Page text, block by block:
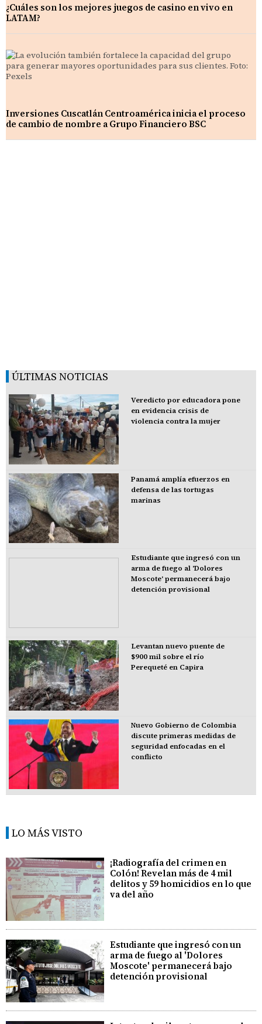
¿Cuáles son los mejores juegos de casino en vivo en
LATAM?
Inversiones Cuscatlán Centroamérica inicia el proceso
de cambio de nombre a Grupo Financiero BSC
ÚLTIMAS NOTICIAS
Veredicto por educadora pone
en evidencia crisis de
violencia contra la mujer
Panamá amplía efuerzos en
defensa de las tortugas
marinas
Estudiante que ingresó con un
arma de fuego al 'Dolores
Moscote' permanecerá bajo
detención provisional
Levantan nuevo puente de
$900 mil sobre el río
Perequeté en Capira
Nuevo Gobierno de Colombia
discute primeras medidas de
seguridad enfocadas en el
conflicto
LO MÁS VISTO
¡Radiografía del crimen en
Colón! Revelan más de 4 mil
delitos y 59 homicidios en lo que
va del año
Estudiante que ingresó con un
arma de fuego al 'Dolores
Moscote' permanecerá bajo
detención provisional